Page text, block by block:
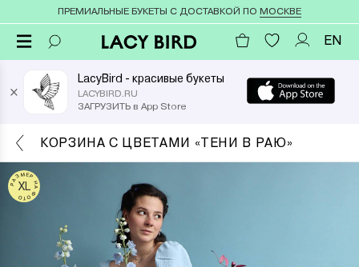
ПРЕМИАЛЬНЫЕ БУКЕТЫ С ДОСТАВКОЙ ПО МОСКВЕ
EN
×
LacyBird - красивые букеты
LACYBIRD.RU
ЗАГРУЗИТЬ в App Store
КОРЗИНА С ЦВЕТАМИ «ТЕНИ В РАЮ»
РАЗМЕР НА ФОТО
XL